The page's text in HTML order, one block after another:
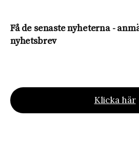
Få de senaste nyheterna -
nyhetsbrev
Klicka här